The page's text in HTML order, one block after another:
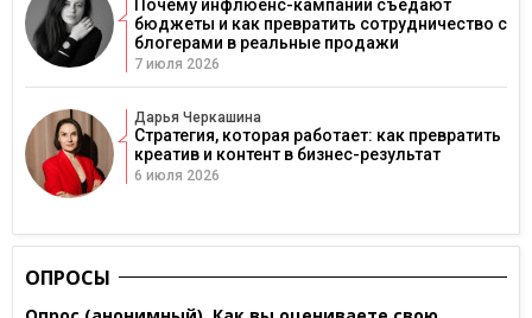
Почему инфлюенс-кампании съедают
бюджеты и как превратить сотрудничество с
блогерами в реальные продажи
7 июля 2026
Дарья Черкашина
Стратегия, которая работает: как превратить
креатив и контент в бизнес-результат
6 июля 2026
ОПРОСЫ